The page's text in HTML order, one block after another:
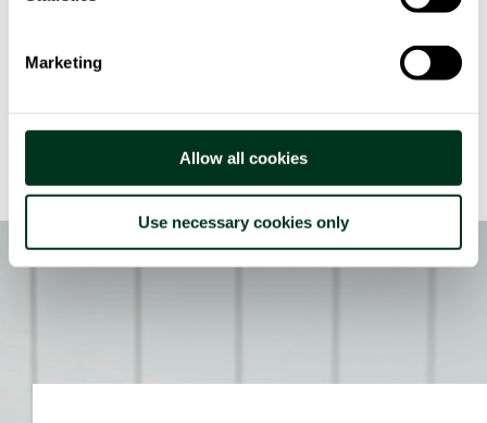
Marketing
Allow all cookies
Use necessary cookies only
dello store, i prodotti, il movimento delle persone